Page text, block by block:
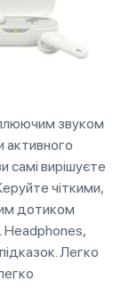
звуком
активного
вирішуєте
чіткими,
дотиком
Headphones,
Легко